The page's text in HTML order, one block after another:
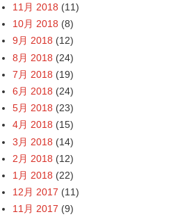
11月 2018 (11)
10月 2018 (8)
9月 2018 (12)
8月 2018 (24)
7月 2018 (19)
6月 2018 (24)
5月 2018 (23)
4月 2018 (15)
3月 2018 (14)
2月 2018 (12)
1月 2018 (22)
12月 2017 (11)
11月 2017 (9)